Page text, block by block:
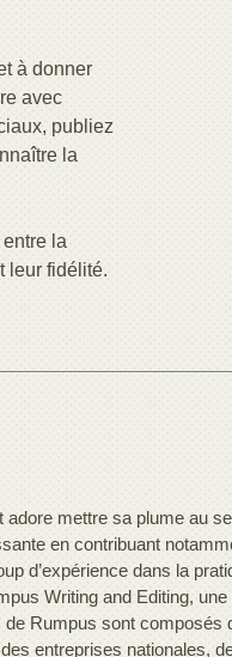
à donner
avec
publiez
la
la
leur fidélité.
mettre sa plume au
en contribuant
d’expérience dans la
Writing and Editing, une
Rumpus sont composés
entreprises nationales,